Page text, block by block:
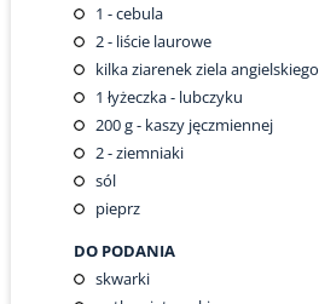
1 - cebula
2- liście laurowe
kilka ziarenek ziela angielskiego
1 łyżeczka - lubczyku
200g - kaszy jęczmiennej
2- ziemniaki
sól
pieprz
DO PODANIA
skwarki